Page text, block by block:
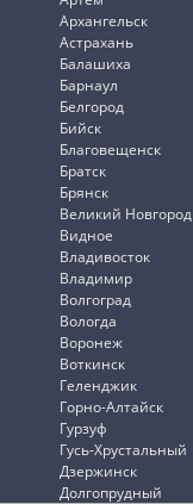
Архангельск
Астрахань
Балашиха
Барнаул
Белгород
Бийск
Благовещенск
Братск
Брянск
Великий Новгород
Видное
Владивосток
Владимир
Волгоград
Вологда
Воронеж
Воткинск
Геленджик
Горно-Алтайск
Гурзуф
Гусь-Хрустальный
Дзержинск
Долгопрудный